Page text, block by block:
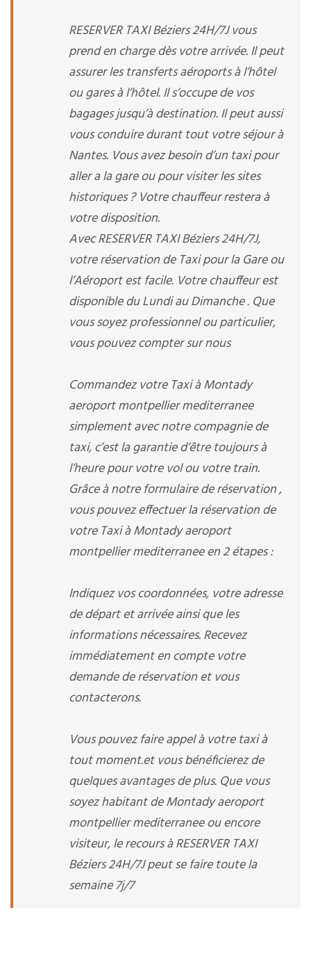
RESERVER TAXI Béziers 24H/7J vous
prend en charge dès votre arrivée. Il peut
assurer les transferts aéroports à l’hôtel
ou gares à l’hôtel. Il s’occupe de vos
bagages jusqu’à destination. Il peut aussi
vous conduire durant tout votre séjour à
Nantes. Vous avez besoin d’un taxi pour
aller a la gare ou pour visiter les sites
historiques ? Votre chauffeur restera à
votre disposition.
Avec RESERVER TAXI Béziers 24H/7J,
votre réservation de Taxi pour la Gare ou
l’Aéroport est facile. Votre chauffeur est
disponible du Lundi au Dimanche . Que
vous soyez professionnel ou particulier,
vous pouvez compter sur nous
Commandez votre Taxi à Montady
aeroport montpellier mediterranee
simplement avec notre compagnie de
taxi, c’est la garantie d’être toujours à
l’heure pour votre vol ou votre train.
Grâce à notre formulaire de réservation ,
vous pouvez effectuer la réservation de
votre Taxi à Montady aeroport
montpellier mediterranee en 2 étapes :
Indiquez vos coordonnées, votre adresse
de départ et arrivée ainsi que les
informations nécessaires. Recevez
immédiatement en compte votre
demande de réservation et vous
contacterons.
Vous pouvez faire appel à votre taxi à
tout moment.et vous bénéficierez de
quelques avantages de plus. Que vous
soyez habitant de Montady aeroport
montpellier mediterranee ou encore
visiteur, le recours à RESERVER TAXI
Béziers 24H/7J peut se faire toute la
semaine 7j/7